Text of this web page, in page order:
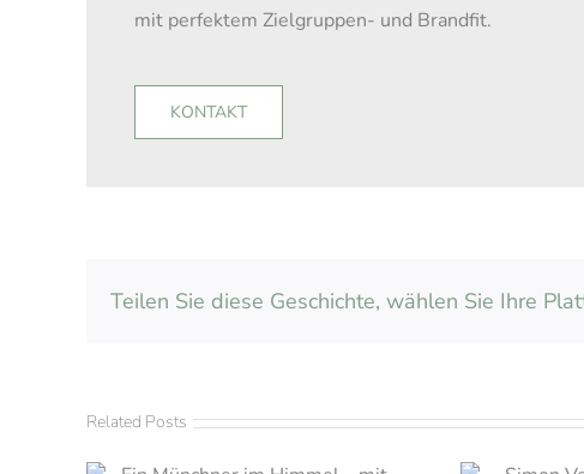
mit perfektem Zielgruppen- und Brandfit.
KONTAKT
Teilen Sie diese Geschichte, wählen Sie Ihre
Related Posts